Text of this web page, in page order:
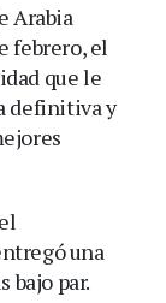
Arabia
febrero, el
que le
definitiva y
una
bajo par.